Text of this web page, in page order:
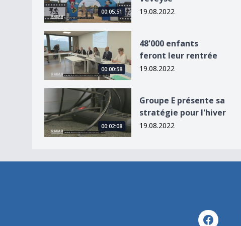
00:05:51 19.08.2022
48&#039;000 enfants feront leur rentrée
00:00:58
48'000 enfants
feront leur rentrée
19.08.2022
Groupe E présente sa stratégie pour l&#039;hiver
00:02:08
Groupe E présente sa
stratégie pour l'hiver
19.08.2022